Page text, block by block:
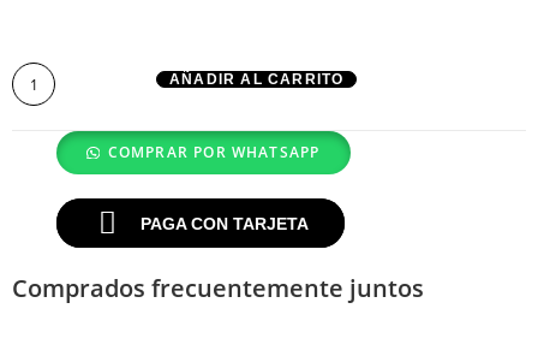
AÑADIR AL CARRITO
COMPRAR POR WHATSAPP
PAGA CON TARJETA
Comprados frecuentemente juntos